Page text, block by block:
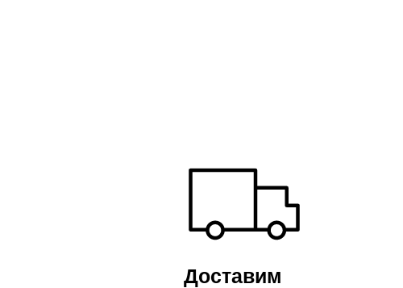
Доставим